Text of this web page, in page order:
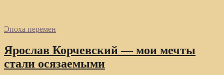
Эпоха перемен
Ярослав Корчевский — мои мечты
стали осязаемыми